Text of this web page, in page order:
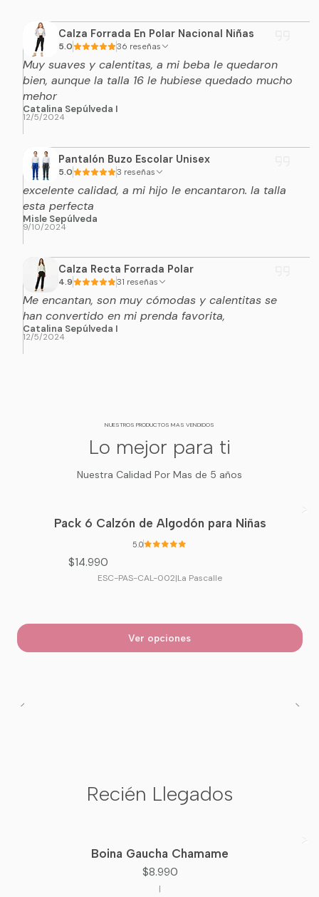
Calza Forrada En Polar Nacional Niñas
5.0 36 reseñas
Muy suaves y calentitas, a mi beba le quedaron
bien, aunque la talla 16 le hubiese quedado mucho
mehor
Catalina Sepúlveda I
12/5/2024
Pantalón Buzo Escolar Unisex
5.0 3 reseñas
excelente calidad, a mi hijo le encantaron. la talla
esta perfecta
Misle Sepúlveda
9/10/2024
Calza Recta Forrada Polar
4.9 31 reseñas
Me encantan, son muy cómodas y calentitas se
han convertido en mi prenda favorita,
Catalina Sepúlveda I
12/5/2024
NUESTROS PRODUCTOS MAS VENDIDOS
Lo mejor para ti
Nuestra Calidad Por Mas de 5 años
Pack 6 Calzón de Algodón para Niñas
5.0
$14.990
ESC-PAS-CAL-002|La Pascalle
Ver opciones
Recién Llegados
Boina Gaucha Chamame
$8.990
|